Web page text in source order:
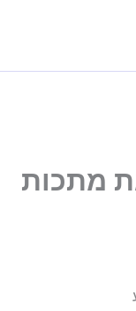
מתכות